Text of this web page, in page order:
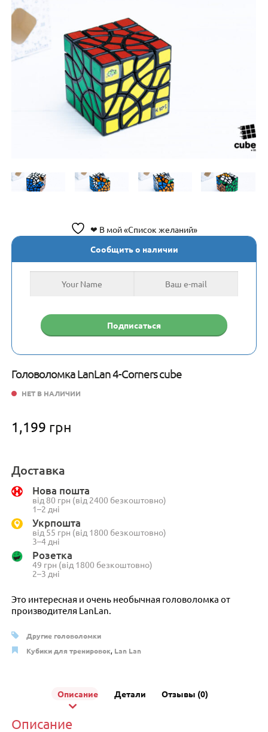
❤ В мой «Список желаний»
Головоломка LanLan 4-Corners cube
1,199 грн
Это интересная и очень необычная головоломка от
производителя LanLan.
НЕТ В НАЛИЧИИ
Сообщить о наличии
Доставка
Нова пошта
від 80 грн (від 2400 безкоштовно)
1–2 дні
Укрпошта
від 55 грн (від 1800 безкоштовно)
3–4 дні
Розетка
49 грн (від 1800 безкоштовно)
2–3 дні
Другие головоломки
Кубики для тренировок, Lan Lan
Описание Детали Отзывы (0)
Описание